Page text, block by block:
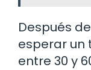
Después
esperar un
entre 30 y